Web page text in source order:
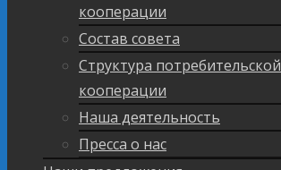
кооперации
Состав совета
Структура потребительской
кооперации
Наша деятельность
Пресса о нас